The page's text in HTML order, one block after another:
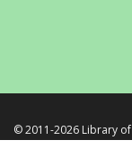
© 2011-2026 Library of